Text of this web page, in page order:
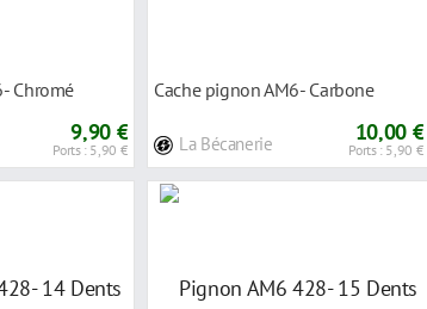
Chromé
9,90 €
Ports : 5,90 €
Cache pignon AM6- Carbone
La Bécanerie 10,00 €
Ports : 5,90 €